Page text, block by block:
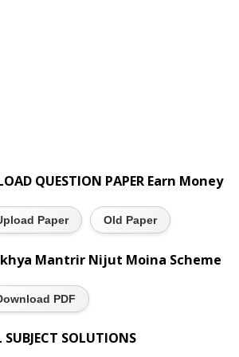
QUESTION PAPER Earn Money
Paper Old Paper
Mantrir Nijut Moina Scheme
PDF
SUBJECT SOLUTIONS